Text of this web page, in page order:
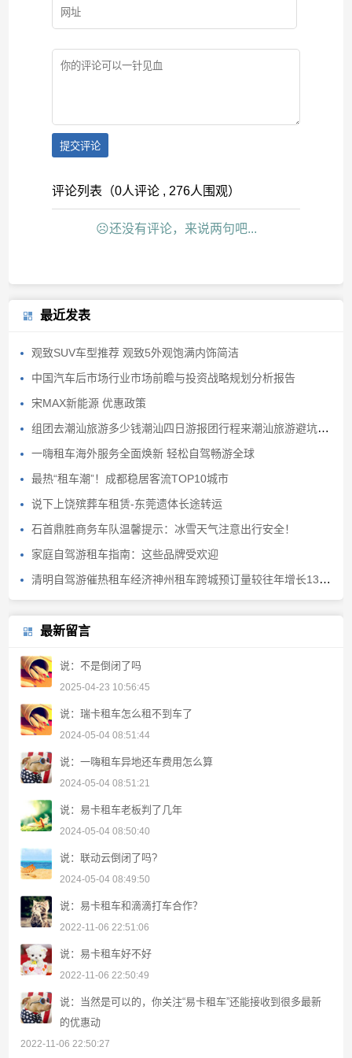
提交评论
评论列表（0人评论 , 276人围观）
☹还没有评论，来说两句吧...
最近发表
观致SUV车型推荐 观致5外观饱满内饰简洁
中国汽车后市场行业市场前瞻与投资战略规划分析报告
宋MAX新能源 优惠政策
组团去潮汕旅游多少钱潮汕四日游报团行程来潮汕旅游避坑避雷
一嗨租车海外服务全面焕新 轻松自驾畅游全球
最热“租车潮”！成都稳居客流TOP10城市
说下上饶殡葬车租赁-东莞遗体长途转运
石首鼎胜商务车队温馨提示：冰雪天气注意出行安全！
家庭自驾游租车指南：这些品牌受欢迎
清明自驾游催热租车经济神州租车跨城预订量较往年增长130%
最新留言
说：不是倒闭了吗
2025-04-23 10:56:45
说：瑞卡租车怎么租不到车了
2024-05-04 08:51:44
说：一嗨租车异地还车费用怎么算
2024-05-04 08:51:21
说：易卡租车老板判了几年
2024-05-04 08:50:40
说：联动云倒闭了吗?
2024-05-04 08:49:50
说：易卡租车和滴滴打车合作？
2022-11-06 22:51:06
说：易卡租车好不好
2022-11-06 22:50:49
说：当然是可以的，你关注“易卡租车”还能接收到很多最新
的优惠动
2022-11-06 22:50:27